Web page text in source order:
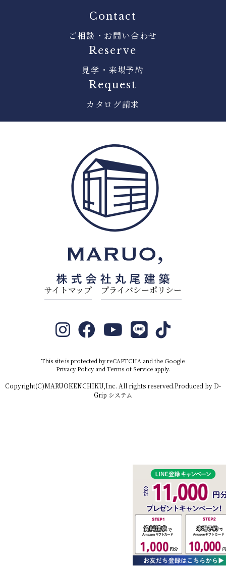
Contact
ご相談・お問い合わせ
Reserve
見学・来場予約
Request
カタログ請求
サイトマップ プライバシーポリシー
This site is protected by reCAPTCHA and the Google
Privacy Policyand Terms of Serviceapply.
Copyright(C)MARUOKENCHIKU,Inc. All rights reserved.Produced byD-
Grip システム